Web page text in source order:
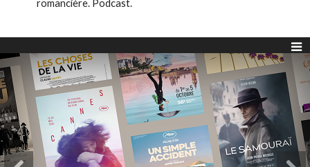
romancière. Podcast.